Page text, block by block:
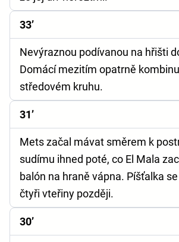
33’
Nevýraznou podívanou na hřišti
Domácí mezitím opatrně
středovém kruhu.
31’
Mets začal mávat směrem k
sudímu ihned poté, co El Mala
balón na hraně vápna. Píšťalka
čtyři vteřiny později.
30’